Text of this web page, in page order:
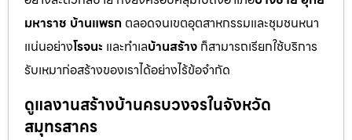
มหาราช บ้านแพรก ตลอดจนเขตอุตสาหกรรมและชุมชนหนา
แน่นอย่างโรจนะ และทำเลบ้านสร้าง ก็สามารถเรียกใช้บริการ
รับเหมาก่อสร้างของเราได้อย่างไร้ข้อจำกัด
ดูแลงานสร้างบ้านครบวงจรในจังหวัด
สมุทรสาคร